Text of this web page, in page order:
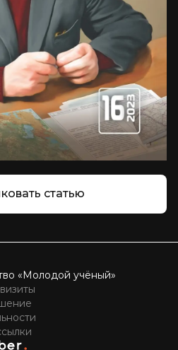
статью
«Молодой учёный»